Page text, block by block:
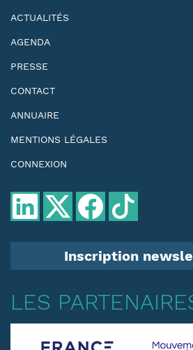
ACTUALITÉS
AGENDA
PRESSE
CONTACT
ANNUAIRE
MENTIONS LÉGALES
CONNEXION
Inscription
LES